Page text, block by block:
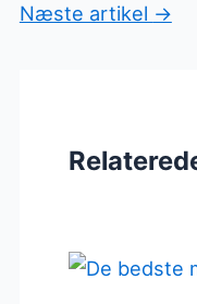
Næste artikel →